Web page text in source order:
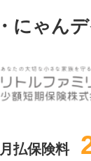
にゃん
月払保険料